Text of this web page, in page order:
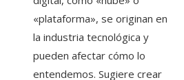
«plataforma», se originan en
la industria tecnológica y
pueden afectar cómo lo
entendemos. Sugiere crear